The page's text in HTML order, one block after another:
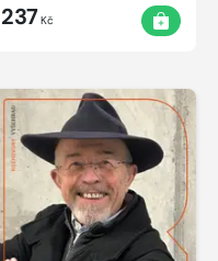
237Kč